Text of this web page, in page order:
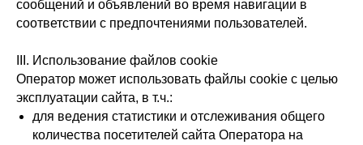
сообщений и объявлений во время навигации в
соответствии с предпочтениями пользователей.
III. Использование файлов cookie
Оператор может использовать файлы cookie с целью
эксплуатации сайта, в т.ч.:
для ведения статистики и отслеживания общего
количества посетителей сайта Оператора на